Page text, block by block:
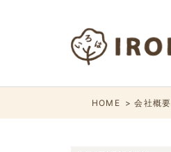
HOME 会社概要